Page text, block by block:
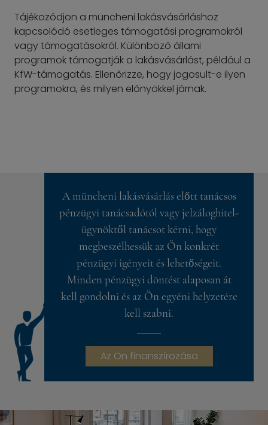
Tájékozódjon a müncheni lakásvásárláshoz
kapcsolódó esetleges támogatási programokról
vagy támogatásokról. Különböző állami
programok támogatják a lakásvásárlást, például a
KfW-támogatás. Ellenőrizze, hogy jogosult-e ilyen
programokra, és milyen előnyökkel járnak.
A müncheni lakásvásárlás előtt tanácsos
pénzügyi tanácsadótól vagy jelzáloghitel-
ügynöktől tanácsot kérni, hogy
megbeszélhessük az Ön konkrét
pénzügyi igényeit és lehetőségeit.
Minden pénzügyi döntést alaposan át
kell gondolni és az Ön egyéni helyzetére
kell szabni.
Az Ön finanszírozása